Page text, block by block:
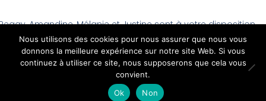
Amandine, Mélanie et Justine sont à votre disposition
du Mardi au Vendredi de 9h à 18h et le Samedi de 9h à 16h
Nous utilisons des cookies pour nous assurer que nous vous
donnons la meilleure expérience sur notre site Web. Si vous
continuez à utiliser ce site, nous supposerons que cela vous
convient.
Ok
Non